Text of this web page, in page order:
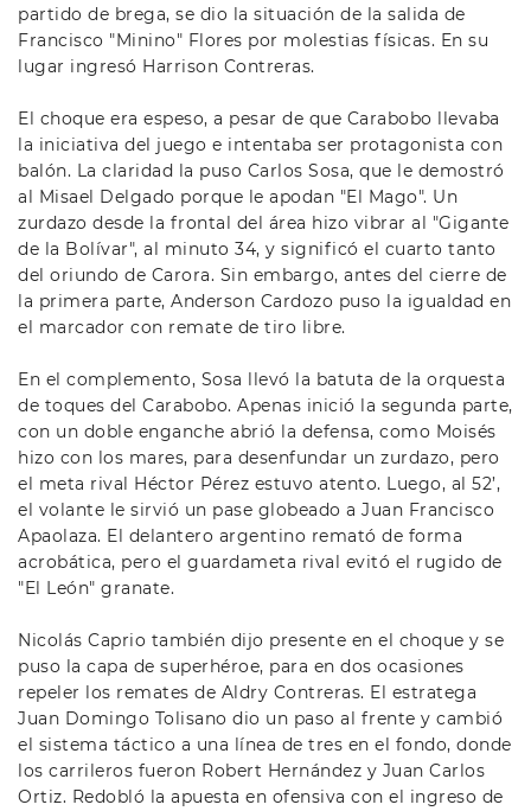
partido de brega, se dio la situación de la salida de
Francisco "Minino" Flores por molestias físicas. En su
lugar ingresó Harrison Contreras.
El choque era espeso, a pesar de que Carabobo llevaba
la iniciativa del juego e intentaba ser protagonista con
balón. La claridad la puso Carlos Sosa, que le demostró
al Misael Delgado porque le apodan "El Mago". Un
zurdazo desde la frontal del área hizo vibrar al "Gigante
de la Bolívar", al minuto 34, y significó el cuarto tanto
del oriundo de Carora. Sin embargo, antes del cierre de
la primera parte, Anderson Cardozo puso la igualdad en
el marcador con remate de tiro libre.
En el complemento, Sosa llevó la batuta de la orquesta
de toques del Carabobo. Apenas inició la segunda parte,
con un doble enganche abrió la defensa, como Moisés
hizo con los mares, para desenfundar un zurdazo, pero
el meta rival Héctor Pérez estuvo atento. Luego, al 52’,
el volante le sirvió un pase globeado a Juan Francisco
Apaolaza. El delantero argentino remató de forma
acrobática, pero el guardameta rival evitó el rugido de
"El León" granate.
Nicolás Caprio también dijo presente en el choque y se
puso la capa de superhéroe, para en dos ocasiones
repeler los remates de Aldry Contreras. El estratega
Juan Domingo Tolisano dio un paso al frente y cambió
el sistema táctico a una línea de tres en el fondo, donde
los carrileros fueron Robert Hernández y Juan Carlos
Ortiz. Redobló la apuesta en ofensiva con el ingreso de